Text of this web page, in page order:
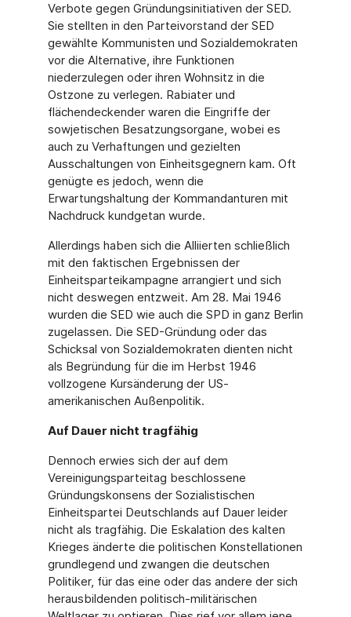
Verbote gegen Gründungsinitiativen der SED.
Sie stellten in den Parteivorstand der SED
gewählte Kommunisten und Sozialdemokraten
vor die Alternative, ihre Funktionen
niederzulegen oder ihren Wohnsitz in die
Ostzone zu verlegen. Rabiater und
flächendeckender waren die Eingriffe der
sowjetischen Besatzungsorgane, wobei es
auch zu Verhaftungen und gezielten
Ausschaltungen von Einheitsgegnern kam. Oft
genügte es jedoch, wenn die
Erwartungshaltung der Kommandanturen mit
Nachdruck kundgetan wurde.
Allerdings haben sich die Alliierten schließlich
mit den faktischen Ergebnissen der
Einheitsparteikampagne arrangiert und sich
nicht deswegen entzweit. Am 28. Mai 1946
wurden die SED wie auch die SPD in ganz Berlin
zugelassen. Die SED-Gründung oder das
Schicksal von Sozialdemokraten dienten nicht
als Begründung für die im Herbst 1946
vollzogene Kursänderung der US-
amerikanischen Außenpolitik.
Auf Dauer nicht tragfähig
Dennoch erwies sich der auf dem
Vereinigungsparteitag beschlossene
Gründungskonsens der Sozialistischen
Einheitspartei Deutschlands auf Dauer leider
nicht als tragfähig. Die Eskalation des kalten
Krieges änderte die politischen Konstellationen
grundlegend und zwangen die deutschen
Politiker, für das eine oder das andere der sich
herausbildenden politisch-militärischen